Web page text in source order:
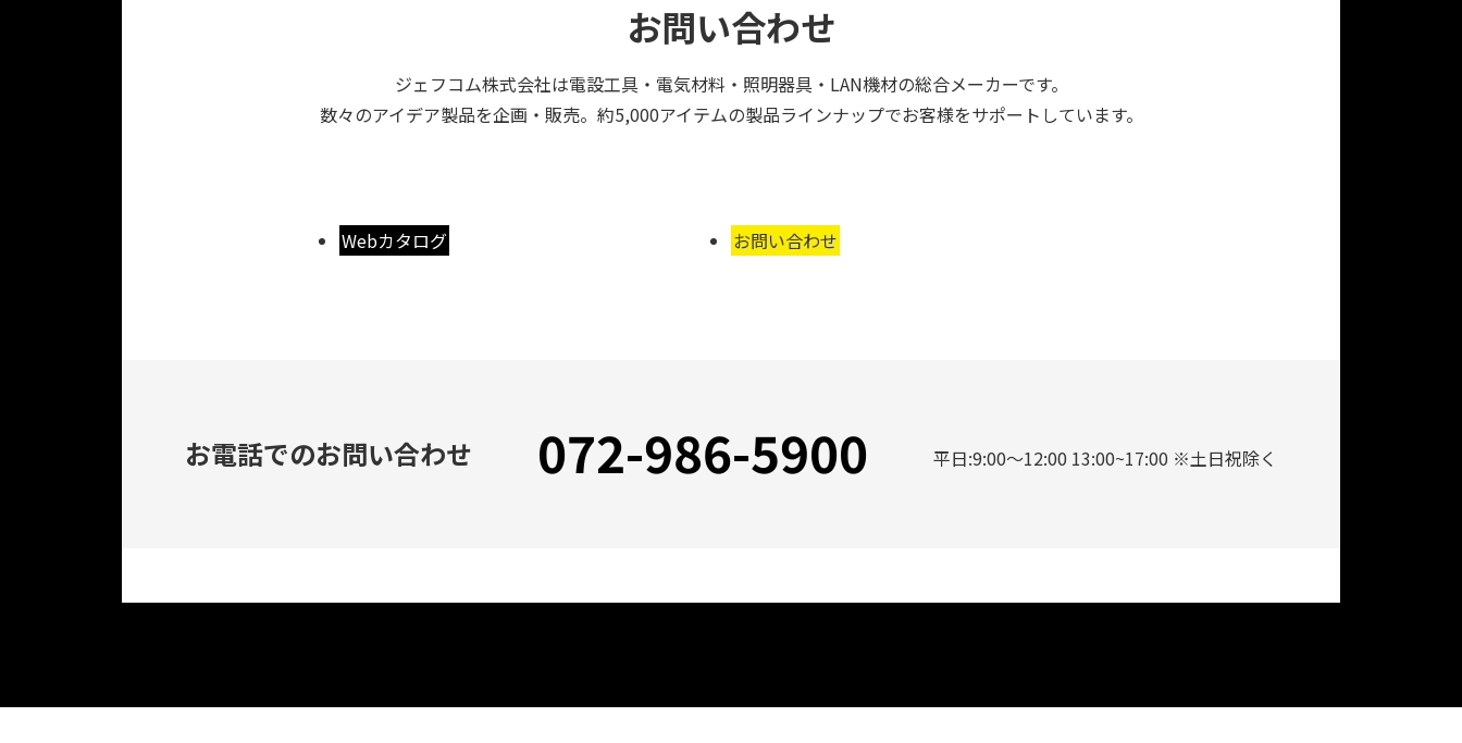
お問い合わせ
ジェフコム株式会社は電設工具・電気材料・照明器具・LAN機材の総合メーカーです。
数々のアイデア製品を企画・販売。約5,000アイテムの製品ラインナップでお客様をサポートしています。
Webカタログ お問い合わせ
お電話でのお問い合わせ 072-986-5900 平日:9:00～12:00 13:00~17:00 ※土日祝除く